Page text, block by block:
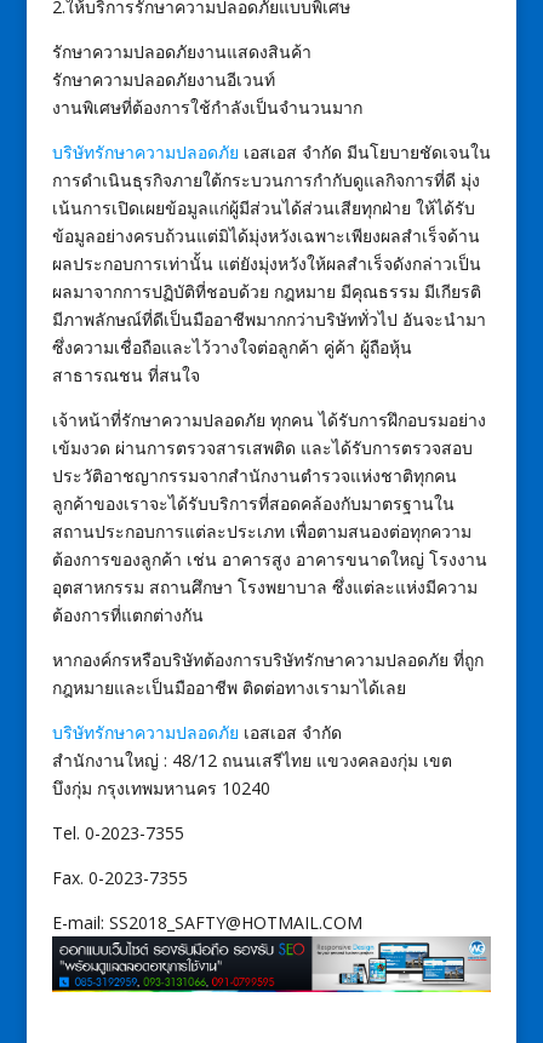
2.ให้บริการรักษาความปลอดภัยแบบพิเศษ
รักษาความปลอดภัยงานแสดงสินค้า
รักษาความปลอดภัยงานอีเวนท์
งานพิเศษที่ต้องการใช้กำลังเป็นจำนวนมาก
บริษัทรักษาความปลอดภัย เอสเอส จำกัด มีนโยบายชัดเจนใน
การดำเนินธุรกิจภายใต้กระบวนการกำกับดูแลกิจการที่ดี มุ่ง
เน้นการเปิดเผยข้อมูลแก่ผู้มีส่วนได้ส่วนเสียทุกฝ่าย ให้ได้รับ
ข้อมูลอย่างครบถ้วนแต่มิได้มุ่งหวังเฉพาะเพียงผลสำเร็จด้าน
ผลประกอบการเท่านั้น แต่ยังมุ่งหวังให้ผลสำเร็จดังกล่าวเป็น
ผลมาจากการปฏิบัติที่ชอบด้วย กฎหมาย มีคุณธรรม มีเกียรติ
มีภาพลักษณ์ที่ดีเป็นมืออาชีพมากกว่าบริษัททั่วไป อันจะนำมา
ซึ่งความเชื่อถือและไว้วางใจต่อลูกค้า คู่ค้า ผู้ถือหุ้น
สาธารณชน ที่สนใจ
เจ้าหน้าที่รักษาความปลอดภัย ทุกคน ได้รับการฝึกอบรมอย่าง
เข้มงวด ผ่านการตรวจสารเสพติด และได้รับการตรวจสอบ
ประวัติอาชญากรรมจากสำนักงานตำรวจแห่งชาติทุกคน
ลูกค้าของเราจะได้รับบริการที่สอดคล้องกับมาตรฐานใน
สถานประกอบการแต่ละประเภท เพื่อตามสนองต่อทุกความ
ต้องการของลูกค้า เช่น อาคารสูง อาคารขนาดใหญ่ โรงงาน
อุตสาหกรรม สถานศึกษา โรงพยาบาล ซึ่งแต่ละแห่งมีความ
ต้องการที่แตกต่างกัน
หากองค์กรหรือบริษัทต้องการบริษัทรักษาความปลอดภัย ที่ถูก
กฎหมายและเป็นมืออาชีพ ติดต่อทางเรามาได้เลย
บริษัทรักษาความปลอดภัย เอสเอส จำกัด
สำนักงานใหญ่ : 48/12 ถนนเสรีไทย แขวงคลองกุ่ม เขต
บึงกุ่ม กรุงเทพมหานคร 10240
Tel. 0-2023-7355
Fax. 0-2023-7355
E-mail: SS2018_SAFTY@HOTMAIL.COM